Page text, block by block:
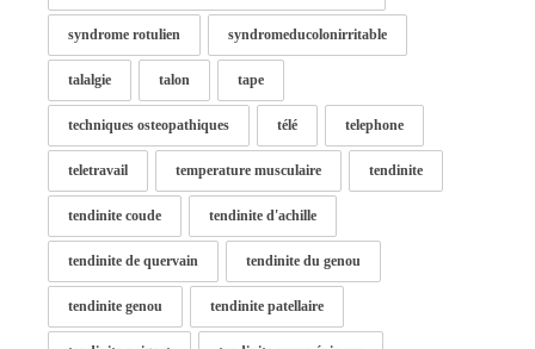
syndrome rotulien syndromeducolonirritable
talalgie talon tape
techniques osteopathiques télé telephone
teletravail temperature musculaire tendinite
tendinite coude tendinite d'achille
tendinite de quervain tendinite du genou
tendinite genou tendinite patellaire